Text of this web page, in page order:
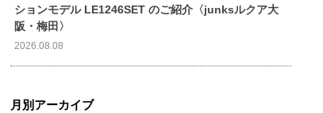
ションモデル LE1246SET のご紹介〈junksルクア大
阪・梅田〉
2026.08.08
月別アーカイブ